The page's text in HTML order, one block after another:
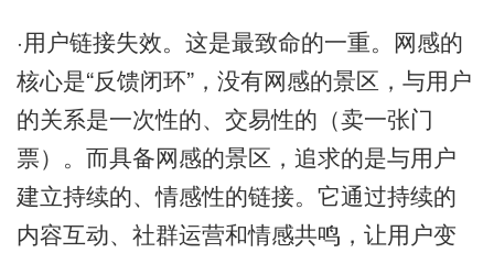
·用户链接失效。这是最致命的一重。网感的
核心是“反馈闭环”，没有网感的景区，与用户
的关系是一次性的、交易性的（卖一张门
票）。而具备网感的景区，追求的是与用户
建立持续的、情感性的链接。它通过持续的
内容互动、社群运营和情感共鸣，让用户变